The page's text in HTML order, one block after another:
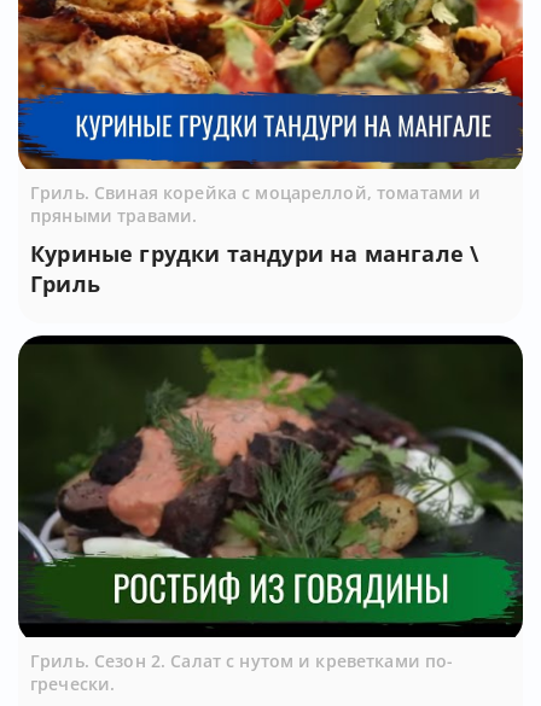
Гриль. Свиная корейка с моцареллой, томатами и
пряными травами.
Куриные грудки тандури на мангале \
Гриль
Гриль. Сезон 2. Салат с нутом и креветками по-
гречески.